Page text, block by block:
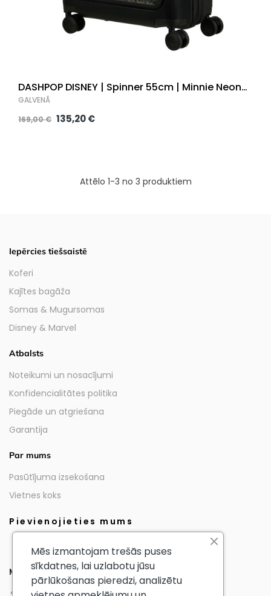
DASHPOP DISNEY | Spinner 55cm | Minnie Neon
Gradient |
GALVENĀ
169,00 € 135,20 €
Attēlo 1-3 no 3 produktiem
Iepērcies tiešsaistē
Koferi
Kajītes bagāža
Somas & Mugursomas
Disney & Marvel
Atbalsts
Noteikumi un nosacījumi
Konfidencialitātes politika
Piegāde un atgriešana
Garantija
Par mums
Pasūtījuma izsekošana
Vietnes koks
Pievienojieties mums
Mūsu partneri
Mēs izmantojam trešās puses
sīkdatnes, lai uzlabotu jūsu
pārlūkošanas pieredzi, analizētu